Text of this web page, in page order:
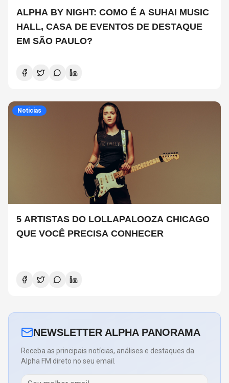
ALPHA BY NIGHT: COMO É A SUHAI MUSIC
HALL, CASA DE EVENTOS DE DESTAQUE
EM SÃO PAULO?
Noticias
5 ARTISTAS DO LOLLAPALOOZA CHICAGO
QUE VOCÊ PRECISA CONHECER
NEWSLETTER ALPHA PANORAMA
Receba as principais notícias, análises e destaques da
Alpha FM direto no seu email.